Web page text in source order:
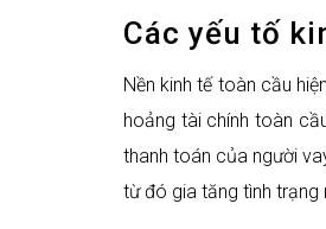
Các yếu tố
Nền kinh tế toàn cầu
hoảng tài chính toàn
thanh toán của người
từ đó gia tăng tình trạng